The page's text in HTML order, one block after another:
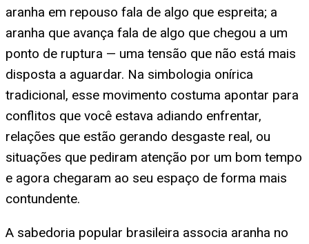
aranha em repouso fala de algo que espreita; a
aranha que avança fala de algo que chegou a um
ponto de ruptura — uma tensão que não está mais
disposta a aguardar. Na simbologia onírica
tradicional, esse movimento costuma apontar para
conflitos que você estava adiando enfrentar,
relações que estão gerando desgaste real, ou
situações que pediram atenção por um bom tempo
e agora chegaram ao seu espaço de forma mais
contundente.
A sabedoria popular brasileira associa aranha no